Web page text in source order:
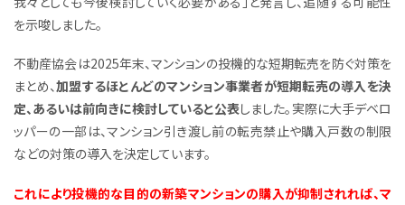
を示唆しました。
不動産協会は2025年末、マンションの投機的な短期転売を防ぐ対策を
まとめ、加盟するほとんどのマンション事業者が短期転売の導入を決
定、あるいは前向きに検討していると公表しました。実際に大手デベロ
ッパーの一部は、マンション引き渡し前の転売禁止や購入戸数の制限
などの対策の導入を決定しています。
これにより投機的な目的の新築マンションの購入が抑制されれば、マ